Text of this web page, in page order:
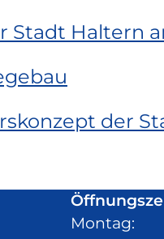
Stadt Haltern
der
Montag: